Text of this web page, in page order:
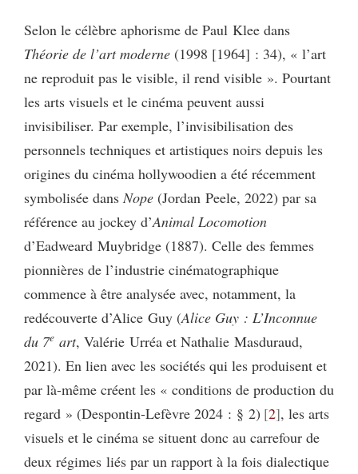
Selon le célèbre aphorisme de Paul Klee dans
Théorie de l’art moderne (1998 [1964] : 34), « l’art
ne reproduit pas le visible, il rend visible ». Pourtant
les arts visuels et le cinéma peuvent aussi
invisibiliser. Par exemple, l’invisibilisation des
personnels techniques et artistiques noirs depuis les
origines du cinéma hollywoodien a été récemment
symbolisée dans Nope (Jordan Peele, 2022) par sa
référence au jockey d’Animal Locomotion
d’Eadweard Muybridge (1887). Celle des femmes
pionnières de l’industrie cinématographique
commence à être analysée avec, notamment, la
redécouverte d’Alice Guy (Alice Guy : L’Inconnue
du 7e art, Valérie Urréa et Nathalie Masduraud,
2021). En lien avec les sociétés qui les produisent et
par là-même créent les « conditions de production du
regard » (Despontin-Lefèvre 2024 : § 2) 2 , les arts
visuels et le cinéma se situent donc au carrefour de
deux régimes liés par un rapport à la fois dialectique